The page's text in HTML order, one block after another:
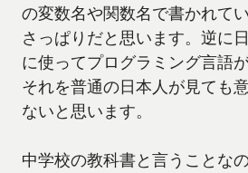
の変数名や関数名で書かれて
さっぱりだと思います。逆に
に使ってプログラミング言語
それを普通の日本人が見ても
ないと思います。
中学校の教科書と言うことな